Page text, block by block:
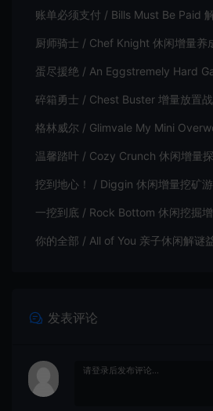
挖到地心！ / Diggin 休闲增量挖矿
发表评论